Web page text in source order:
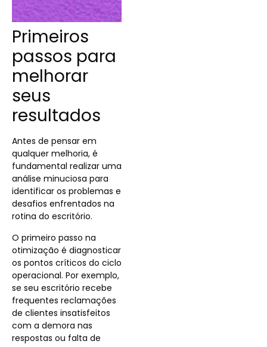
Primeiros
passos para
melhorar
seus
resultados
Antes de pensar em
qualquer melhoria, é
fundamental realizar uma
análise minuciosa para
identificar os problemas e
desafios enfrentados na
rotina do escritório.
O primeiro passo na
otimização é diagnosticar
os pontos críticos do ciclo
operacional. Por exemplo,
se seu escritório recebe
frequentes reclamações
de clientes insatisfeitos
com a demora nas
respostas ou falta de